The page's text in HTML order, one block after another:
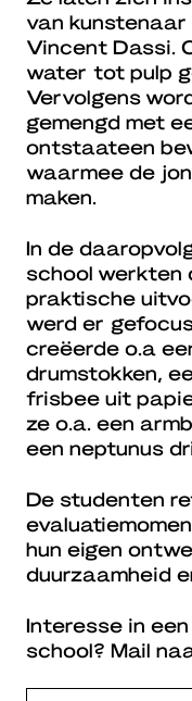
van kunstenaar
Vincent Dassi.
water tot pulp
Vervolgens
gemengd met
ontstaateen
waarmee de
maken.
In de
school werkten
praktische
werd er
creëerde o.a
drumstokken,
frisbee uit
ze o.a. een
een neptunus
De studenten
hun eigen
duurzaamheid
Interesse in
school? Mail